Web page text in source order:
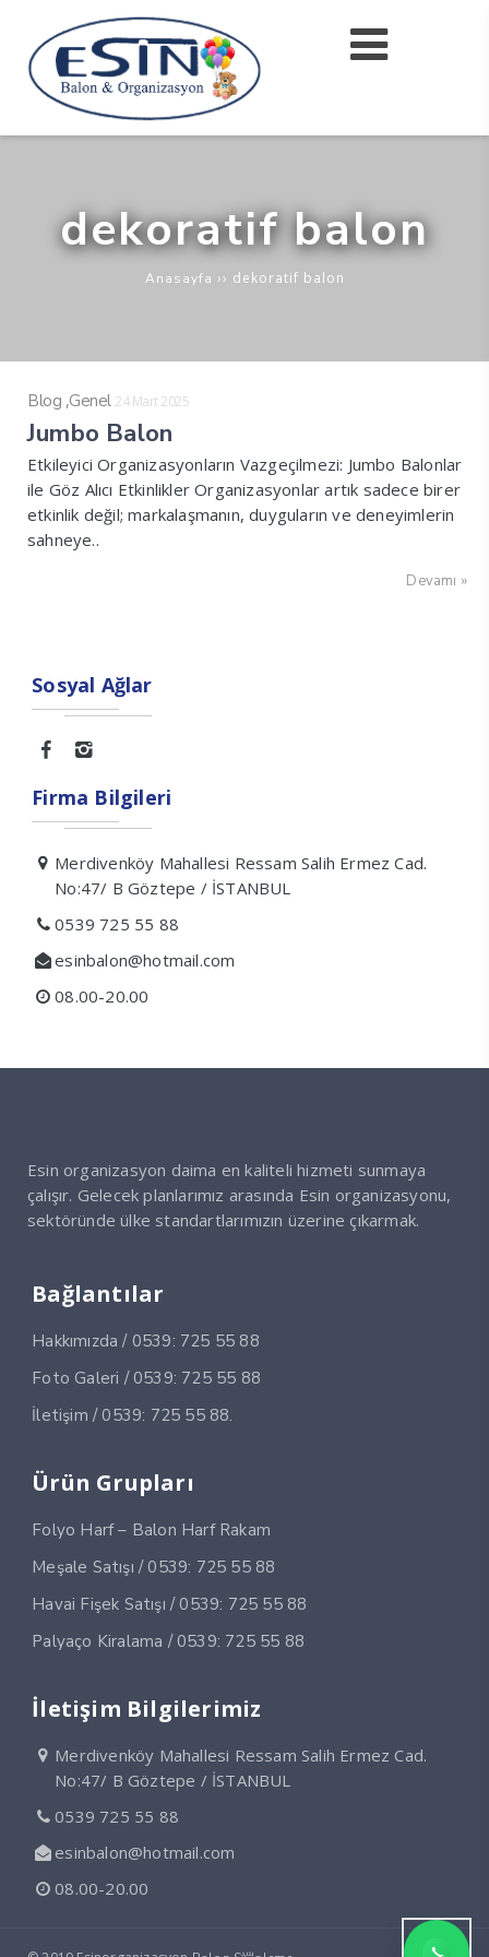
dekoratif balon
Anasayfa ›› dekoratif balon
Blog ,Genel 24 Mart 2025
Jumbo Balon
Etkileyici Organizasyonların Vazgeçilmezi: Jumbo Balonlar
ile Göz Alıcı Etkinlikler Organizasyonlar artık sadece birer
etkinlik değil; markalaşmanın, duyguların ve deneyimlerin
sahneye..
Devamı »
Sosyal Ağlar
Firma Bilgileri
Merdivenköy Mahallesi Ressam Salih Ermez Cad.
No:47/ B Göztepe / İSTANBUL
0539 725 55 88
esinbalon@hotmail.com
08.00-20.00
Esin organizasyon daima en kaliteli hizmeti sunmaya
çalışır. Gelecek planlarımız arasında Esin organizasyonu,
sektöründe ülke standartlarımızın üzerine çıkarmak.
Bağlantılar
Hakkımızda / 0539: 725 55 88
Foto Galeri / 0539: 725 55 88
İletişim / 0539: 725 55 88.
Ürün Grupları
Folyo Harf – Balon Harf Rakam
Meşale Satışı / 0539: 725 55 88
Havai Fişek Satışı / 0539: 725 55 88
Palyaço Kiralama / 0539: 725 55 88
İletişim Bilgilerimiz
Merdivenköy Mahallesi Ressam Salih Ermez Cad.
No:47/ B Göztepe / İSTANBUL
0539 725 55 88
esinbalon@hotmail.com
08.00-20.00